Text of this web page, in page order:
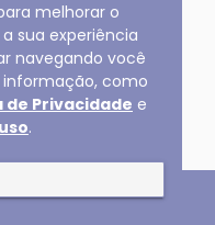
LTDA
melhorar o
sua experiência
navegando você
como
Privacidade e
.